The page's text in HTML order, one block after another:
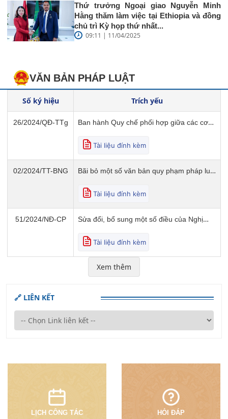
Thứ trưởng Ngoại giao Nguyễn Minh
Hằng thăm làm việc tại Ethiopia và đồng
chủ trì Kỳ họp thứ nhất...
09:11 | 11/04/2025
VĂN BẢN PHÁP LUẬT
Số ký hiệu Trích yếu
26/2024/QĐ-TTg
Ban hành Quy chế phối hợp giữa các cơ
Hiệp hội các quốc gia Đông Nam Á
Tài liệu đính kèm
02/2024/TT-BNG
Bãi bỏ một số văn bản quy phạm pháp luật
Tài liệu đính kèm
51/2024/NĐ-CP
Sửa đổi, bổ sung một số điều của Nghị
năm 2019 của Chính phủ quy định một số
Nam ở nước ngoài
Tài liệu đính kèm
Xem thêm
🔗 LIÊN KẾT
LỊCH CÔNG TÁC HỎI ĐÁP